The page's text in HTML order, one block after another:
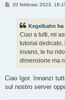
M20 febbraio 2023,
Kegelbahn
Ciao a tutti, mi
tutorial
invano, le ho
dimensione ma
Ciao Igor. Innanzi
sul nostro server